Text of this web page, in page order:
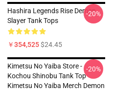
Hashira Legends Rise Demon
Slayer Tank Tops
￥354,525$24.45
-20%
Kimetsu No Yaiba Store -
Kochou Shinobu Tank Top
Kimetsu No Yaiba Merch Demon
-20%